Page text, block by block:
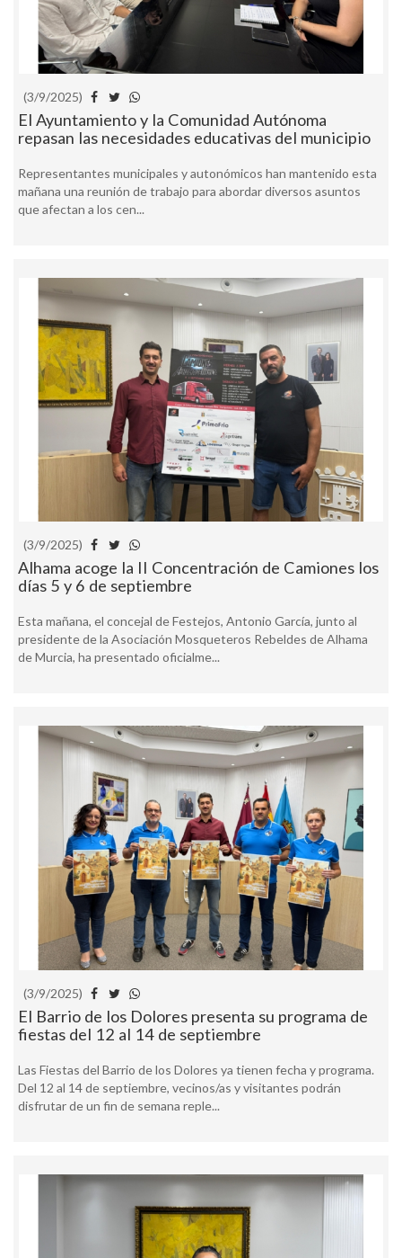
(3/9/2025)
El Ayuntamiento y la Comunidad Autónoma
repasan las necesidades educativas del municipio
Representantes municipales y autonómicos han mantenido esta
mañana una reunión de trabajo para abordar diversos asuntos
que afectan a los cen...
(3/9/2025)
Alhama acoge la II Concentración de Camiones los
días 5 y 6 de septiembre
Esta mañana, el concejal de Festejos, Antonio García, junto al
presidente de la Asociación Mosqueteros Rebeldes de Alhama
de Murcia, ha presentado oficialme...
(3/9/2025)
El Barrio de los Dolores presenta su programa de
fiestas del 12 al 14 de septiembre
Las Fiestas del Barrio de los Dolores ya tienen fecha y programa.
Del 12 al 14 de septiembre, vecinos/as y visitantes podrán
disfrutar de un fin de semana reple...